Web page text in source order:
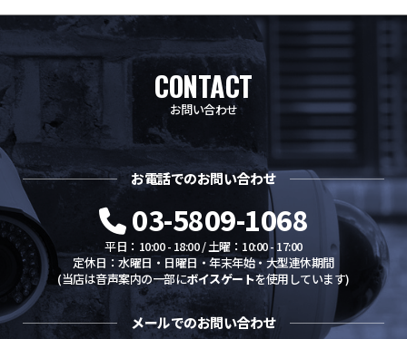
CONTACT
お問い合わせ
お電話でのお問い合わせ
03-5809-1068
平日：10:00 - 18:00 / 土曜：10:00 - 17:00
定休日：水曜日・日曜日・年末年始・大型連休期間
(当店は音声案内の一部にボイスゲートを使用しています)
メールでのお問い合わせ